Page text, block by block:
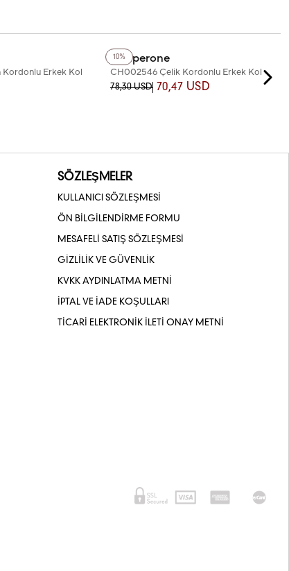
Erkek Kol
10%
+6Renk
Chaperone
CH002546 Çelik Kordonlu Erkek Kol
Saati
78,30 USD 70,47 USD
SÖZLEŞMELER
KULLANICI SÖZLEŞMESİ
ÖN BİLGİLENDİRME FORMU
MESAFELİ SATIŞ SÖZLEŞMESİ
GİZLİLİK VE GÜVENLİK
KVKK AYDINLATMA METNİ
İPTAL VE İADE KOŞULLARI
TİCARİ ELEKTRONİK İLETİ ONAY METNİ